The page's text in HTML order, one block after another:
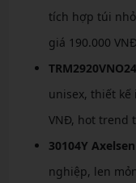
tích hợp túi
giá 190.000
unisex, thiết kế
VNĐ, hot trend
30104Y
nghiệp, len